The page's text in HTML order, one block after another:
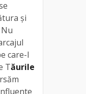
şi
Nu
care-l
Tăurile